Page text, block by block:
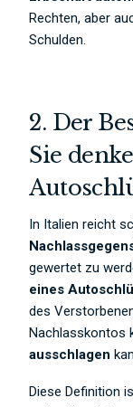
Rechten, aber
Schulden.
2. Der
Sie
In Italien reicht
gewertet zu
eines
des
Nachlasskontos
ausschlagen
Diese Definition